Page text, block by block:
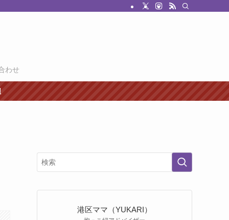
わせ
港区ママ（YUKARI）